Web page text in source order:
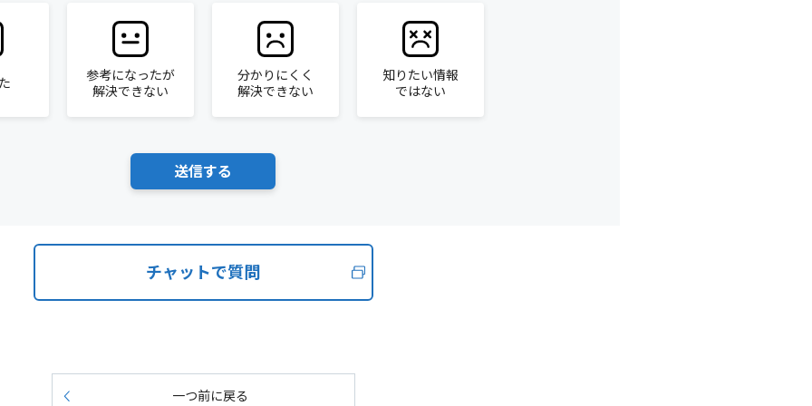
参考になったが
解決できない
分かりにくく
解決できない
知りたい情報
ではない
チャットで質問
一つ前に戻る